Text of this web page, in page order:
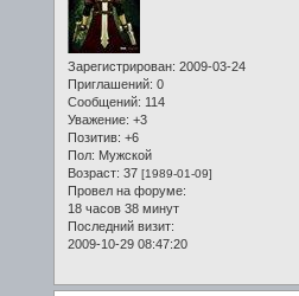
Зарегистрирован: 2009-03-24
Приглашений: 0
Сообщений: 114
Уважение: +3
Позитив: +6
Пол: Мужской
Возраст: 37 [1989-01-09]
Провел на форуме:
18 часов 38 минут
Последний визит:
2009-10-29 08:47:20